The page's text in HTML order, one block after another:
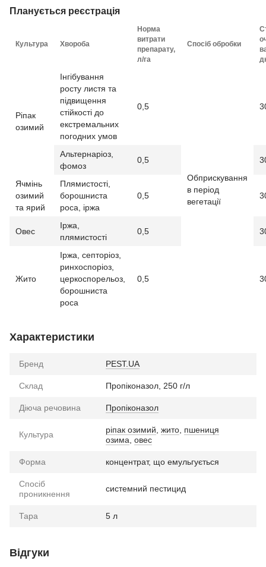
Планується реєстрація
Культура Хвороба
Норма
витрати
препарату,
л/га
Спосіб обробки
Ріпак
озимий
Інгібування
росту листя та
підвищення
стійкості до
екстремальних
погодних умов
0,5
Обприскування
в період
вегетації
Альтернаріоз,
фомоз
0,5
Ячмінь
озимий
та ярий
Плямистості,
борошниста
роса, іржа
0,5
Овес
Іржа,
плямистості
0,5
Жито
Іржа, септоріоз,
ринхоспоріоз,
церкоспорельоз,
борошниста
роса
0,5
Характеристики
Бренд PEST.UA
Склад Пропіконазол, 250 г/л
Діюча речовина Пропіконазол
Культура ріпак озимий жито пшениця
озима овес
Форма концентрат, що емульгується
Спосіб
проникнення
системний пестицид
Тара 5 л
Відгуки